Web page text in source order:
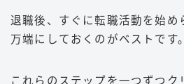
退職後、すぐに転職活動を始め
万端にしておくのがベストです。
これらのステップを一つずつク